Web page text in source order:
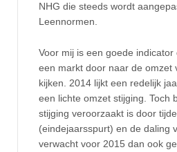
NHG die steeds wordt
Leennormen.
Voor mij is een goede
een markt door naar de omzet
kijken. 2014 lijkt een redelijk
een lichte omzet stijging. Toch
stijging veroorzaakt is door
(eindejaarsspurt) en de daling
verwacht voor 2015 dan ook